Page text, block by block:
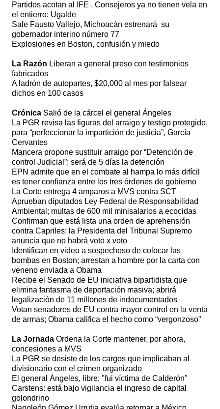
Partidos acotan al IFE , Consejeros ya no tienen vela en
el entierro: Ugalde
Sale Fausto Vallejo, Michoacán estrenará su
gobernador interino número 77
Explosiones en Boston, confusión y miedo
La Razón Liberan a general preso con testimonios
fabricados
A ladrón de autopartes, $20,000 al mes por falsear
dichos en 100 casos
Crónica Salió de la cárcel el general Ángeles
La PGR revisa las figuras del arraigo y testigo protegido,
para “perfeccionar la impartición de justicia”, García
Cervantes
Mancera propone sustituir arraigo por “Detención de
control Judicial”; será de 5 días la detención
EPN admite que en el combate al hampa lo más difícil
es tener confianza entre los tres órdenes de gobierno
La Corte entrega 4 amparos a MVS contra SCT
Aprueban diputados Ley Federal de Responsabilidad
Ambiental; multas de 600 mil minisalarios a ecocidas
Confirman que está lista una orden de aprehensión
contra Capriles; la Presidenta del Tribunal Supremo
anuncia que no habrá voto x voto
Identifican en video a sospechoso de colocar las
bombas en Boston; arrestan a hombre por la carta con
veneno enviada a Obama
Recibe el Senado de EU iniciativa bipartidista que
elimina fantasma de deportación masiva; abrirá
legalización de 11 millones de indocumentados
Votan senadores de EU contra mayor control en la venta
de armas; Obama califica el hecho como “vergonzoso”
La Jornada Ordena la Corte mantener, por ahora,
concesiones a MVS
La PGR se desiste de los cargos que implicaban al
divisionario con el crimen organizado
El general Ángeles, libre; "fui víctima de Calderón"
Carstens: está bajo vigilancia el ingreso de capital
golondrino